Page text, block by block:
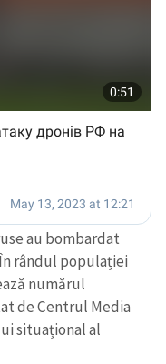
au bombardat
rândul populației
numărul
de Centrul Media
situațional al